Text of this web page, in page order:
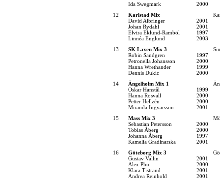
Ida Swegmark
2000
12
Karlstad Mix
David Albringer
2001
Johan Rydahl
2001
Elvira Eklund-Ramböl
1997
Linnéa Englund
2003
13
SK Laxen Mix 3
Robin Sandgren
1997
Petronella Johansson
2000
Hanna Wrethander
1999
Dennis Dukic
2000
14
Ängelholm Mix 1
Oskar Hanstål
1999
Hanna Rosvall
2000
Petter Hellzén
2000
Miranda Ingvarsson
2001
15
Mass Mix 3
Sebastian Petersson
2000
Tobias Åberg
2000
Johanna Åberg
1997
Kamelia Gradinarska
2001
16
Göteborg Mix 3
Gustav Vallin
2001
Alex Phu
2000
Klara Tistrand
2001
Andrea Reinhold
2001